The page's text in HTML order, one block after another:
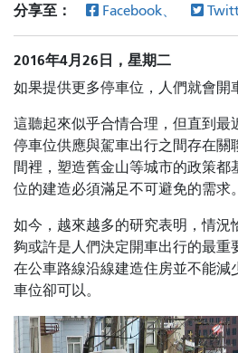
分享至： Facebook、
2016年4月26日，星期二
如果提供更多停車位，人們就會開
這聽起來似乎合情合理，但直到最
停車位供應與駕車出行之間存在關
間裡，塑造舊金山等城市的政策都
位的建造必須滿足不可避免的需求。
如今，越來越多的研究表明，情況
夠或許是人們決定開車出行的最重
在公車路線沿線建造住房並不能減
車位卻可以。